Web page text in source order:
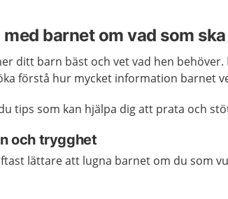
med barnet om vad som
ditt barn bäst och vet vad hen
förstå hur mycket information barnet
tips som kan hjälpa dig att prata och
och trygghet
lättare att lugna barnet om du som